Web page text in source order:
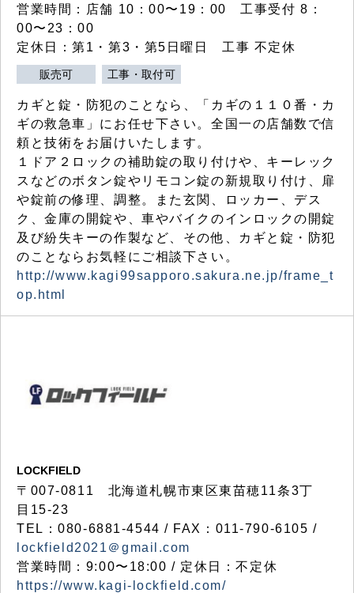
営業時間：店舗 10：00〜19：00 工事受付 8：
00〜23：00
定休日：第1・第3・第5日曜日 工事 不定休
販売可 工事・取付可
カギと錠・防犯のことなら、「カギの１１０番・カ
ギの救急車」にお任せ下さい。全国一の店舗数で信
頼と技術をお届けいたします。
１ドア２ロックの補助錠の取り付けや、キーレック
スなどのボタン錠やリモコン錠の新規取り付け、扉
や錠前の修理、調整。また玄関、ロッカー、デス
ク、金庫の開錠や、車やバイクのインロックの開錠
及び紛失キーの作製など、その他、カギと錠・防犯
のことならお気軽にご相談下さい。
http://www.kagi99sapporo.sakura.ne.jp/frame_t
op.html
LOCKFIELD
〒007-0811 北海道札幌市東区東苗穂11条3丁
目15-23
TEL：080-6881-4544 / FAX：011-790-6105 /
lockfield2021＠gmail.com
営業時間：9:00〜18:00 / 定休日：不定休
https://www.kagi-lockfield.com/